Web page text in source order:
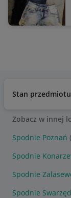
Stan
Zobacz w innej
Spodnie Poznań
Spodnie
Spodnie
Spodnie